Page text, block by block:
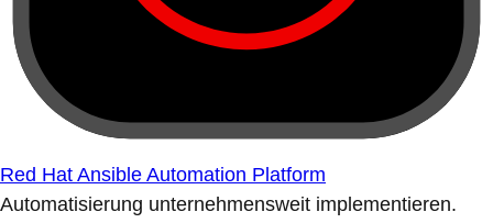
Red Hat Ansible Automation Platform
Automatisierung unternehmensweit implementieren.